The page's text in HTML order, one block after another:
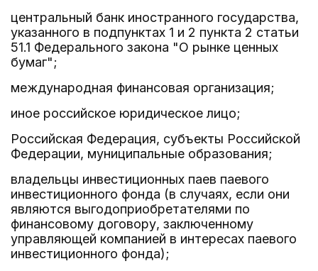
центральный банк иностранного государства,
указанного в подпунктах 1 и 2 пункта 2 статьи
51.1 Федерального закона "О рынке ценных
бумаг";
международная финансовая организация;
иное российское юридическое лицо;
Российская Федерация, субъекты Российской
Федерации, муниципальные образования;
владельцы инвестиционных паев паевого
инвестиционного фонда (в случаях, если они
являются выгодоприобретателями по
финансовому договору, заключенному
управляющей компанией в интересах паевого
инвестиционного фонда);